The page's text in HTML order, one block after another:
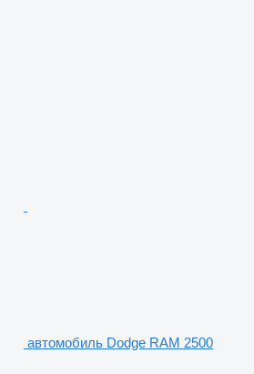
автомобиль Dodge RAM 2500